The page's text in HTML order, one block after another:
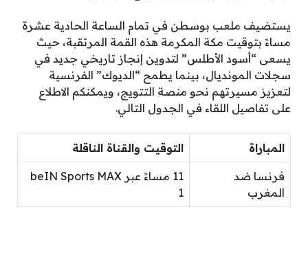
يستضيف ملعب بوسطن في تمام الساعة الحادية عشرة
مساءً بتوقيت مكة المكرمة هذه القمة المرتقبة، حيث
يسعى “أسود الأطلس” لتدوين إنجاز تاريخي جديد في
سجلات المونديال، بينما يطمح “الديوك” الفرنسية
لتعزيز مسيرتهم نحو منصة التتويج، ويمكنكم الاطلاع
على تفاصيل اللقاء في الجدول التالي.
المباراة التوقيت والقناة الناقلة
فرنسا ضد
المغرب
11 مساءً عبر beIN Sports MAX
1